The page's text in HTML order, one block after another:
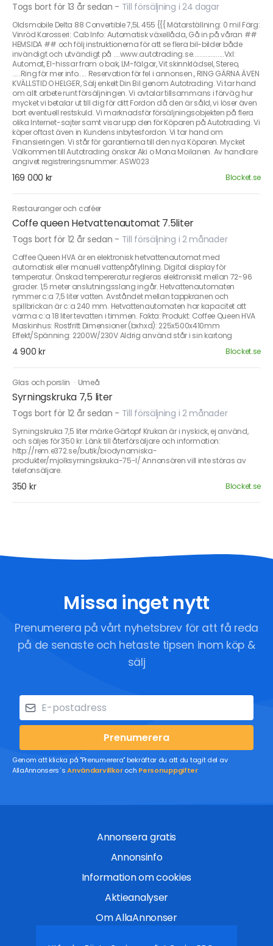
Togs bort för 13 år sedan - Till försäljning i 24 dagar
Oldsmobile Delta 88 Convertible 7,5L 455 {{{ Mätarställning: 0 mil Färg:
Vinröd Karosseri: Cab Info: Automatisk växellåda, Gå in på våran ##
HEMSIDA ## och följ instruktionerna för att se flera bil-bilder både
invändigt och utvändigt på ....www.autotrading.se...................Vxl:
Automat, El-hissar fram o bak, LM-fälgar, Vit skinnklädsel, Stereo,
.....Ring för mer info..... Reservation för fel i annonsen., RING GÄRNA ÄVEN
KVÄLLSTID O HELGER, Sälj enkelt Din Bil genom Autotrading. Vi tar hand
om allt arbete runt försäljningen. Vi avtalar tillsammans i förväg hur
mycket vi betalar ut till dig för ditt Fordon då den är såld, vi löser även
bort eventuell restskuld. Vi marknadsför försäljningsobjekten på flera
olika Internet-sajter samt visar upp den för Köparen på Autotrading. Vi
köper oftast även in Kundens inbytesfordon. Vi tar hand om
Finansieringen. Vi står för garantierna till den nya Köparen. Mycket
Välkommen till Autotrading önskar Aki o Mona Moilanen. Av handlare
angivet registreringsnummer: ASW023
169 000 kr Blocket.se
Restauranger och caféer
Coffe queen Hetvattenautomat 7.5liter
Togs bort för 12 år sedan - Till försäljning i 2 månader
Coffee Queen HVA är en elektronisk hetvattenautomat med
automatisk eller manuell vattenpåfyllning. Digital display för
temperatur. Önskad tempereratur regleras elektroniskt mellan 72-96
grader. 1,5 meter anslutningsslang ingår. Hetvattenautomaten
rymmer c:a 7,5 liter vatten. Avståndet mellan tappkranen och
spillbrickan är c:a 240 mm. Hetvattenautomaten har kapacitet att
värma c:a 18 liter tevatten i timmen. Fakta: Produkt: Coffee Queen HVA
Maskinhus: Rostfritt Dimensioner (bxhxd): 225x500x410mm
Effekt/Spänning: 2200W/230V Aldrig använd står i sin kartong
4 900 kr Blocket.se
Glas och porslin · Umeå
Syrningskruka 7,5 liter
Togs bort för 12 år sedan - Till försäljning i 2 månader
Syrningskruka 7,5 liter märke Gärtopf Krukan är i nyskick, ej använd,
och säljes för 350 kr. Länk till återförsäljare och information:
http://rem.e372.se/butik/biodynamiska-
produkter/mjolksyrningskruka-75-l/ Annonsören vill inte störas av
telefonsäljare.
350 kr Blocket.se
Missa inget nytt
Prenumerera på vårt nyhetsbrev för att få reda
på de senaste och hetaste tipsen inom köp &
sälj
Prenumerera
Genom att klicka på "Prenumerera" bekräftar du att du tagit del av
AllaAnnonsers´sAnvändarvillkoroch Personuppgifter
Annonsera gratis
Annonsinfo
Information om cookies
Aktieanalyser
Om AllaAnnonser